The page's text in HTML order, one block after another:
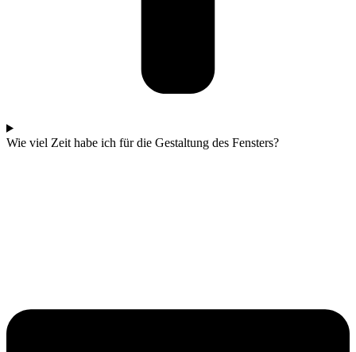
Wie viel Zeit habe ich für die Gestaltung des Fensters?